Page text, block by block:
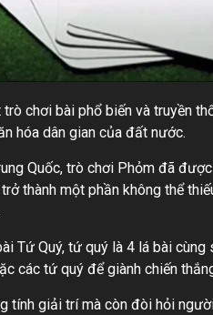
trò chơi bài phổ biến và truyền
hóa dân gian của đất nước.
Quốc, trò chơi Phỏm đã
thành một phần không thể
Tứ Quý, tứ quý là 4 lá bài
các tứ quý để giành chiến
tính giải trí mà còn đòi hỏi